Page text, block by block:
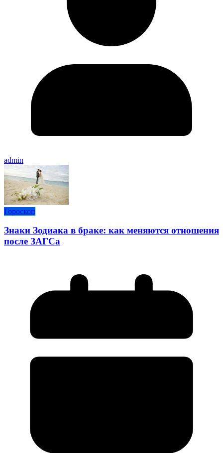
admin
Гороскоп
Знаки Зодиака в браке: как меняются отношения
после ЗАГСа